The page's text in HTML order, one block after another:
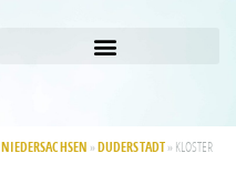
NIEDERSACHSEN » DUDERSTADT» KLOSTER